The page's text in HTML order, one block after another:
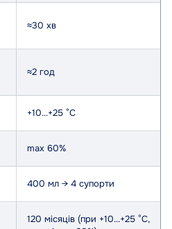
≈30 хв
≈2 год
+10...+25 °C
max 60%
400 мл → 4 супорти
120 місяців (при +10...+25 °C,